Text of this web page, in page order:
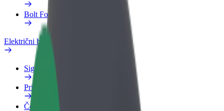
Bolt Food za poslovne korisnike
Električni bicikli
Sigurnosni laboratorij
Prijavi problem
Često postavljana pitanja